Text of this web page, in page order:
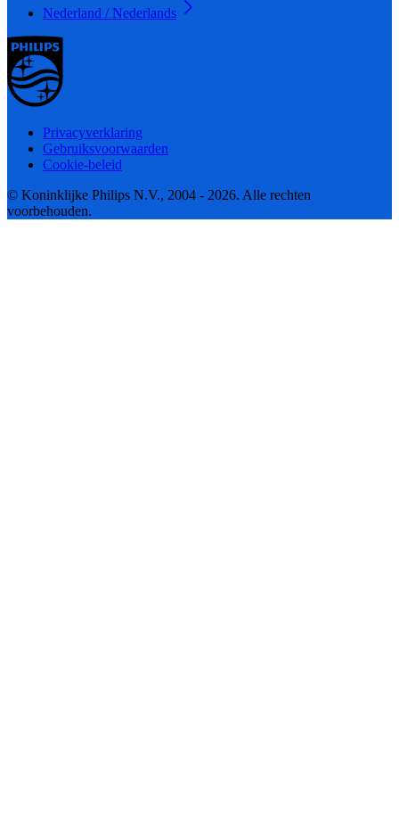
Nederland / Nederlands
Privacyverklaring
Gebruiksvoorwaarden
Cookie-beleid
© Koninklijke Philips N.V., 2004 - 2026. Alle rechten
voorbehouden.